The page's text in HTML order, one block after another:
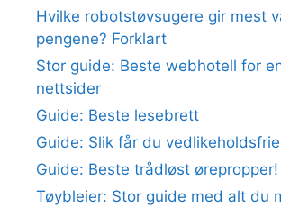
Hvilke robotstøvsugere gir mest
pengene? Forklart
Stor guide: Beste webhotell for
nettsider
Guide: Beste lesebrett
Guide: Slik får du
Guide: Beste trådløst ørepropper!
Tøybleier: Stor guide med alt du